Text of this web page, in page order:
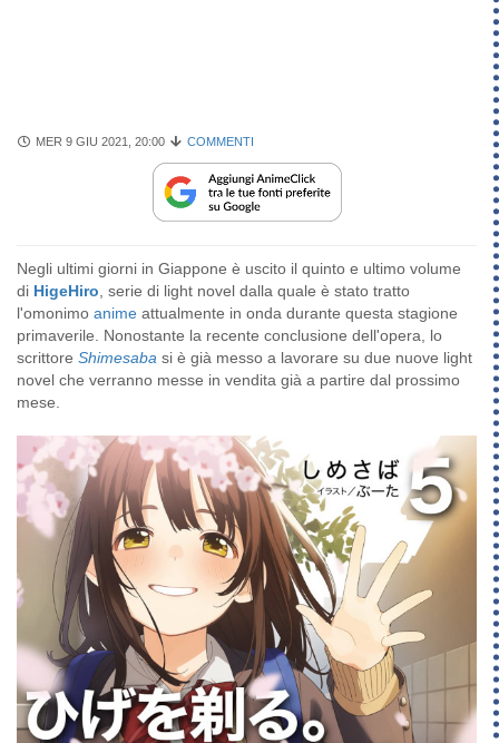
MER 9 GIU 2021, 20:00 COMMENTI
Negli ultimi giorni in Giappone è uscito il quinto e ultimo volume
di HigeHiro, serie di light novel dalla quale è stato tratto
l'omonimo anime attualmente in onda durante questa stagione
primaverile. Nonostante la recente conclusione dell'opera, lo
scrittore Shimesaba si è già messo a lavorare su due nuove light
novel che verranno messe in vendita già a partire dal prossimo
mese.